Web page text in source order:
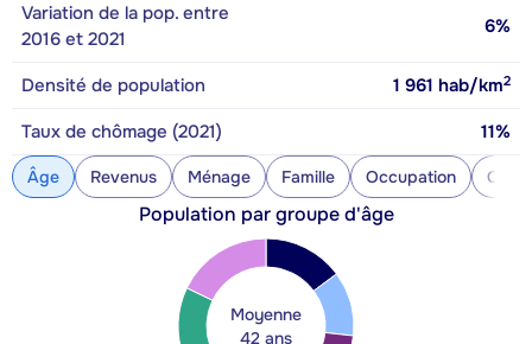
Variation de la pop. entre
2016 et 2021
6%
Densité de population 1 961 hab/km2
Taux de chômage (2021) 11%
Âge Revenus Ménage Famille Occupation
Population par groupe d'âge
Moyenne
42 ans